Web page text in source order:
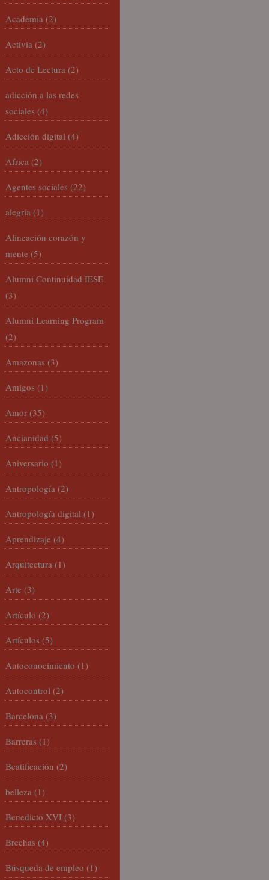
Academia (2)
Activia (2)
Acto de Lectura (2)
adicción a las redes
sociales (4)
Adicción digital (4)
Africa (2)
Agentes sociales (22)
alegría (1)
Alineación corazón y
mente (5)
Alumni Continuidad IESE
(3)
Alumni Learning Program
(2)
Amazonas (3)
Amigos (1)
Amor (35)
Ancianidad (5)
Aniversario (1)
Antropología (2)
Antropología digital (1)
Aprendizaje (4)
Arquitectura (1)
Arte (3)
Artículo (2)
Artículos (5)
Autoconocimiento (1)
Autocontrol (2)
Barcelona (3)
Barreras (1)
Beatificación (2)
belleza (1)
Benedicto XVI (3)
Brechas (4)
Búsqueda de empleo (1)